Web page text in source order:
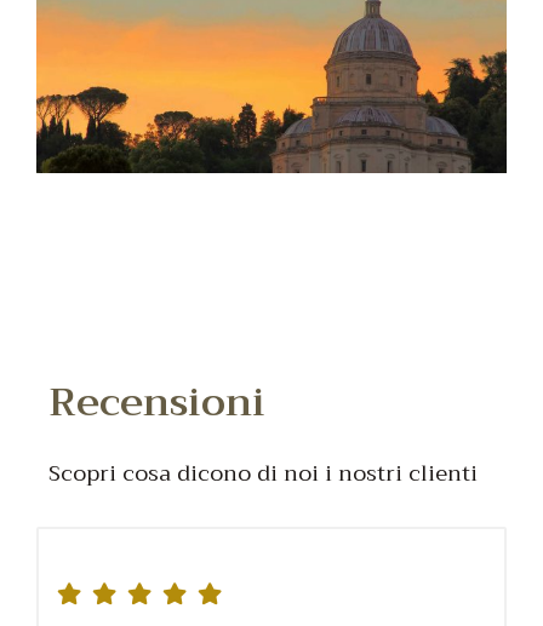
Recensioni
Scopri cosa dicono di noi i nostri clienti